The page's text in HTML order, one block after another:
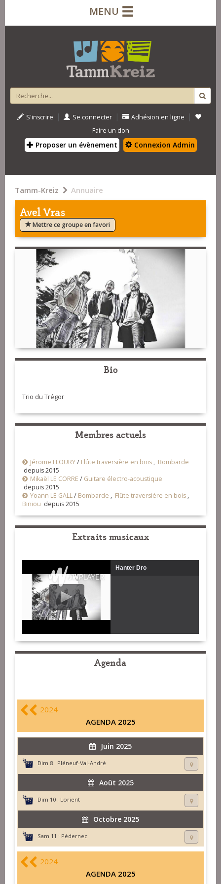
MENU
S'inscrire | Se connecter | Adhésion en ligne |
Faire un don
Proposer un évènement Connexion Admin
Tamm-Kreiz Annuaire
Avel Vras
Mettre ce groupe en favori
Bio
Trio du Trégor
Membres actuels
Jérome FLOURY/ Flûte traversière en bois , Bombarde
depuis 2015
Mikaël LE CORRE / Guitare électro-acoustique
depuis 2015
Yoann LE GALL/ Bombarde , Flûte traversière en bois ,
Biniou depuis 2015
Extraits musicaux
Hanter Dro
Agenda
2024
AGENDA 2025
Juin 2025
Dim 8 : Pléneuf-Val-André
Août 2025
Dim 10 : Lorient
Octobre 2025
Sam 11 : Pédernec
2024
AGENDA 2025